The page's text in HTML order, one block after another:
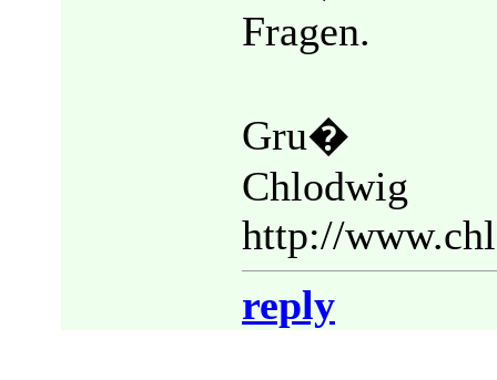
Fragen.
Gru�
Chlodwig
http://
reply